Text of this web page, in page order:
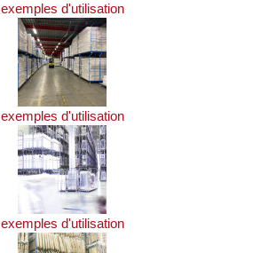
exemples d'utilisation
exemples d'utilisation
exemples d'utilisation